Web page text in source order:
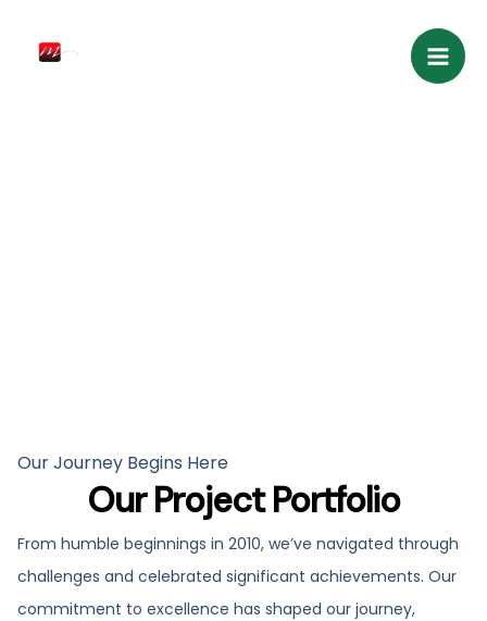
Our Journey Begins Here
Our Project Portfolio
From humble beginnings in 2010, we’ve navigated through
challenges and celebrated significant achievements. Our
commitment to excellence has shaped our journey,